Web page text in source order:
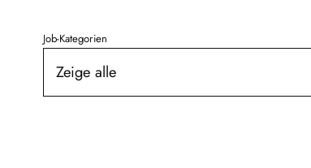
Job-Kategorien